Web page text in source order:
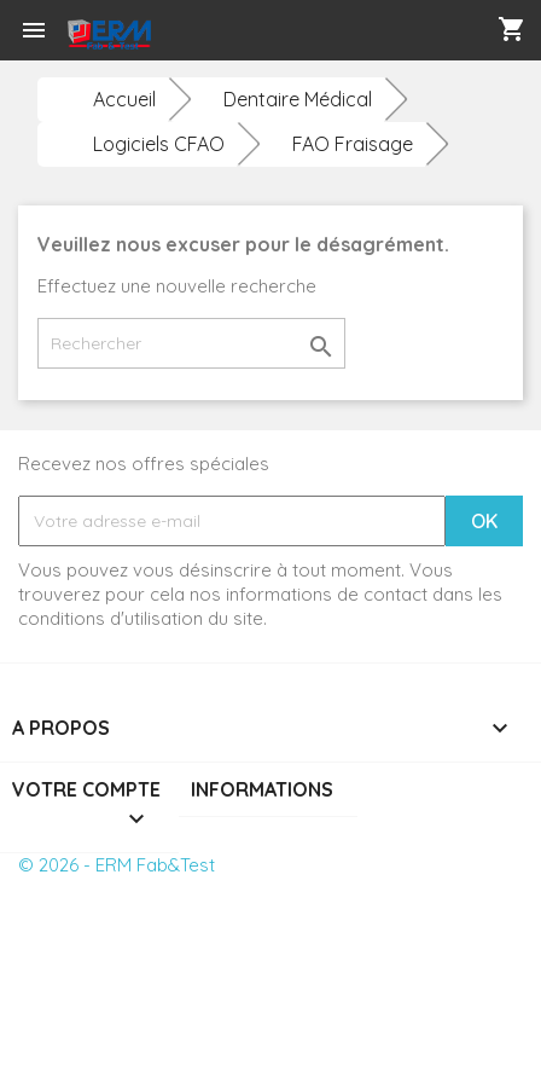
 shopping_cart
Accueil
Dentaire Médical
Logiciels CFAO
FAO Fraisage
Veuillez nous excuser pour le désagrément.
Effectuez une nouvelle recherche

Recevez nos offres spéciales
Vous pouvez vous désinscrire à tout moment. Vous
trouverez pour cela nos informations de contact dans les
conditions d'utilisation du site.
A PROPOS 
VOTRE COMPTE

INFORMATIONS
© 2026 - ERM Fab&Test